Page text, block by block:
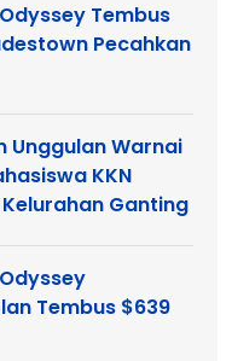
Tembus
Pecahkan
Unggulan Warnai
KKN
Kelurahan Ganting
Tembus $639